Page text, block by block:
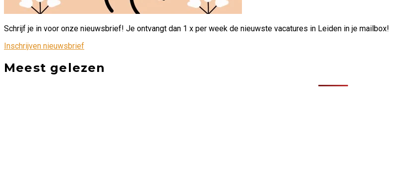
Schrijf je in voor onze nieuwsbrief! Je ontvangt dan 1 x per week de nieuwste vacatures in Leiden in je mailbox!
Inschrijven nieuwsbrief
Meest gelezen